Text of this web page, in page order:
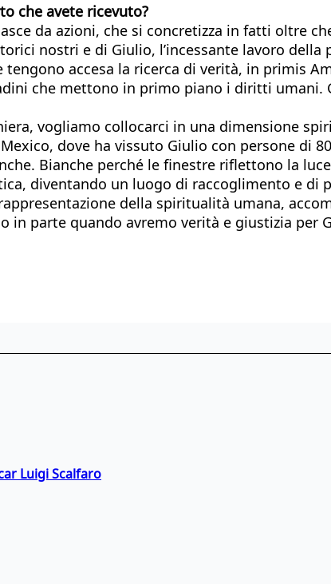
che avete ricevuto?
da azioni, che si concretizza in fatti oltre
nostri e di Giulio, l’incessante lavoro
accesa la ricerca di verità, in primis
che mettono in primo piano i diritti umani.
vogliamo collocarci in una dimensione
dove ha vissuto Giulio con persone di
Bianche perché le finestre riflettono la
diventando un luogo di raccoglimento e
della spiritualità umana,
in parte quando avremo verità e giustizia per
Luigi Scalfaro